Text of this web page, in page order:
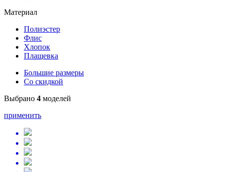
Материал
Полиэстер
Флис
Хлопок
Плащевка
Большие размеры
Со скидкой
Выбрано 4 моделей
применить